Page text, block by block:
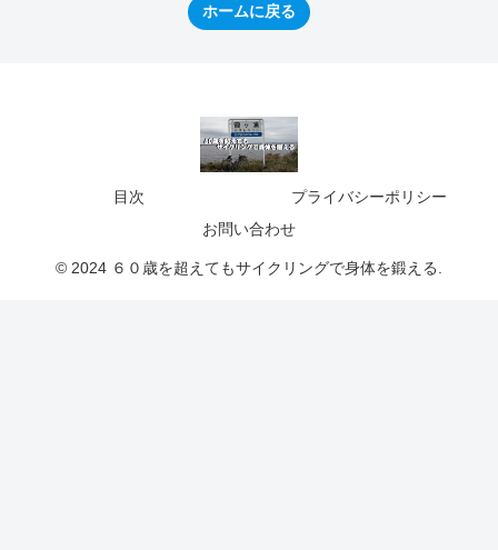
ホームに戻る
目次
プライバシーポリシー
お問い合わせ
© 2024 ６０歳を超えてもサイクリングで身体を鍛える.